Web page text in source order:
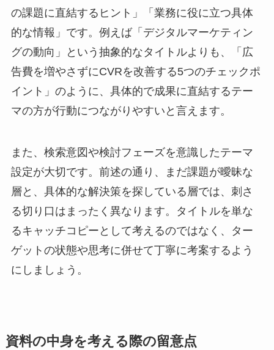
の課題に直結するヒント」「業務に役に立つ具体
的な情報」です。例えば「デジタルマーケティン
グの動向」という抽象的なタイトルよりも、「広
告費を増やさずにCVRを改善する5つのチェックポ
イント」のように、具体的で成果に直結するテー
マの方が行動につながりやすいと言えます。
また、検索意図や検討フェーズを意識したテーマ
設定が大切です。前述の通り、まだ課題が曖昧な
層と、具体的な解決策を探している層では、刺さ
る切り口はまったく異なります。タイトルを単な
るキャッチコピーとして考えるのではなく、ター
ゲットの状態や思考に併せて丁寧に考案するよう
にしましょう。
資料の中身を考える際の留意点